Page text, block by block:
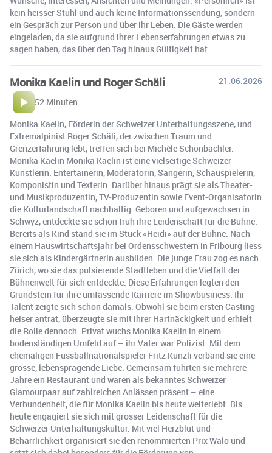
kein heisser Stuhl und auch keine Informationssendung, sondern
ein Gespräch zur Person und über ihr Leben. Die Gäste werden
eingeladen, da sie aufgrund ihrer Lebenserfahrungen etwas zu
sagen haben, das über den Tag hinaus Gültigkeit hat.
Monika Kaelin und Roger Schäli
21.06.2026
52 Minuten
Monika Kaelin, Förderin der Schweizer Unterhaltungsszene, und
Extremalpinist Roger Schäli, der zwischen Traum und
Grenzerfahrung lebt, treffen sich bei Michèle Schönbächler.
Monika Kaelin Monika Kaelin ist eine vielseitige Schweizer
Künstlerin: Entertainerin, Moderatorin, Sängerin, Schauspielerin,
Komponistin und Texterin. Darüber hinaus prägt sie als Theater-
und Musikproduzentin, TV-Produzentin sowie Event-Organisatorin
die Kulturlandschaft nachhaltig. Geboren und aufgewachsen in
Schwyz, entdeckte sie schon früh ihre Leidenschaft für die Bühne.
Bereits als Kind stand sie im Stück «Heidi» auf der Bühne. Nach
einem Hauswirtschaftsjahr bei Ordensschwestern in Fribourg liess
sie sich als Kindergärtnerin ausbilden. Die junge Frau zog es nach
Zürich, wo sie das pulsierende Stadtleben und die Vielfalt der
Bühnenwelt für sich entdeckte. Diese Erfahrungen legten den
Grundstein für ihre umfassende Karriere im Showbusiness. Ihr
Talent zeigte sich schon damals: Obwohl sie beim ersten Casting
heiser antrat, überzeugte sie mit ihrer Hartnäckigkeit und erhielt
die Rolle dennoch. Privat wuchs Monika Kaelin in einem
bodenständigen Umfeld auf – ihr Vater war Polizist. Mit dem
ehemaligen Fussballnationalspieler Fritz Künzli verband sie eine
grosse, lebensprägende Liebe. Gemeinsam führten sie mehrere
Jahre ein Restaurant und waren als bekanntes Schweizer
Glamourpaar auf zahlreichen Anlässen präsent – eine
Verbundenheit, die für Monika Kaelin bis heute weiterlebt. Bis
heute engagiert sie sich mit grosser Leidenschaft für die
Schweizer Unterhaltungskultur. Mit viel Herzblut und
Beharrlichkeit organisiert sie den renommierten Prix Walo und